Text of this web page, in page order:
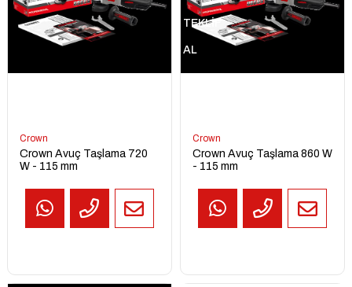
TEKLİF
AL
Crown
Crown Avuç Taşlama 720
W - 115 mm
Crown
Crown Avuç Taşlama 860 W
- 115 mm